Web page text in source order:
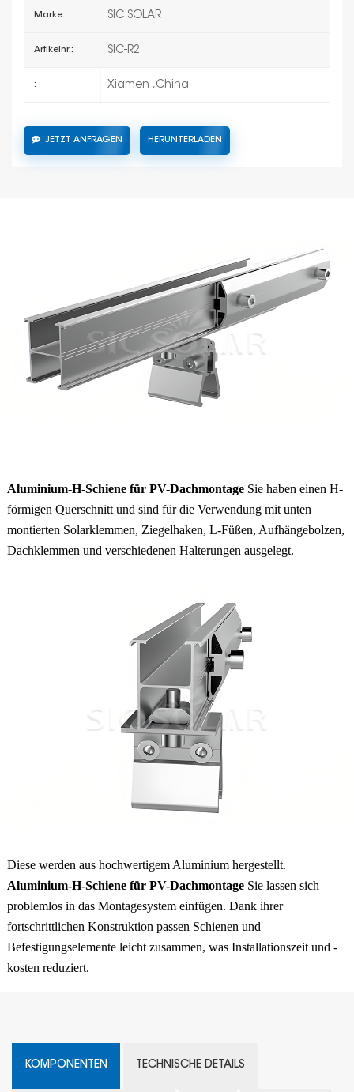
Marke: SIC SOLAR
Artikelnr.: SIC-R2
: Xiamen ,China
JETZT ANFRAGEN HERUNTERLADEN
Aluminium-H-Schiene für PV-Dachmontage Sie haben einen H-
förmigen Querschnitt und sind für die Verwendung mit unten
montierten Solarklemmen, Ziegelhaken, L-Füßen, Aufhängebolzen,
Dachklemmen und verschiedenen Halterungen ausgelegt.
Diese werden aus hochwertigem Aluminium hergestellt.
Aluminium-H-Schiene für PV-Dachmontage Sie lassen sich
problemlos in das Montagesystem einfügen. Dank ihrer
fortschrittlichen Konstruktion passen Schienen und
Befestigungselemente leicht zusammen, was Installationszeit und -
kosten reduziert.
KOMPONENTEN TECHNISCHE DETAILS